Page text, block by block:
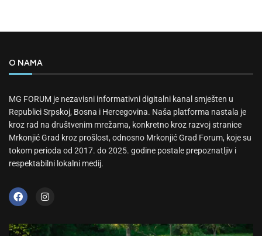
O NAMA
MG FORUM je nezavisni informativni digitalni kanal smješten u
Republici Srpskoj, Bosna i Hercegovina. Naša platforma nastala je
kroz rad na društvenim mrežama, konkretno kroz razvoj stranice
Mrkonjić Grad kroz prošlost, odnosno Mrkonjić Grad Forum, koje su
tokom perioda od 2017. do 2025. godine postale prepoznatljiv i
respektabilni lokalni medij.